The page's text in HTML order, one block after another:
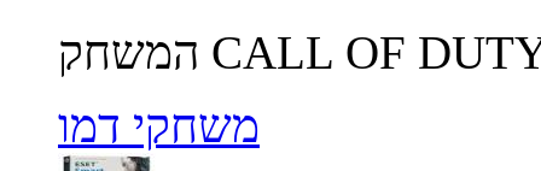
משחקי דמו